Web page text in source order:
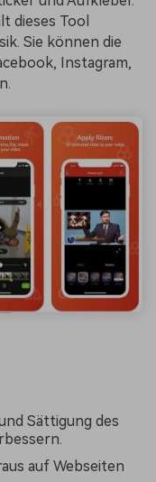
dieses Tool
Sie können die
Instagram,
Sättigung des
auf Webseiten